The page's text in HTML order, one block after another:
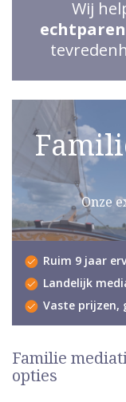
Wij
echtparen
Onze
Ruim 9 jaar
Landelijk
Vaste prijzen,
Familie
opties